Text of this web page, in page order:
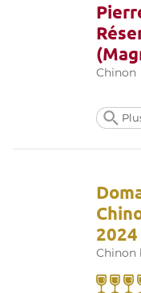
Chinon
2024
Chinon